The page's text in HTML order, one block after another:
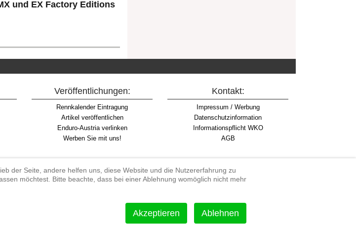
und EX Factory Editions
Veröffentlichungen:
Rennkalender Eintragung
Artikel veröffentlichen
Enduro-Austria verlinken
Werben Sie mit uns!
Kontakt:
Impressum / Werbung
Datenschutzinformation
Informationspflicht WKO
AGB
auf Wikipedia
#enduroaustriaracingteam
Endurotouren, Endurorennen, Hardenduro, Extreme Enduro
der Seite, andere helfen uns, diese Website und die Nutzererfahrung zu
möchtest. Bitte beachte, dass bei einer Ablehnung womöglich nicht mehr
Akzeptieren Ablehnen